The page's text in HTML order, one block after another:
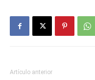
Artículo anterior